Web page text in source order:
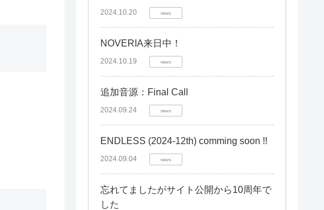
2024.10.20 news
NOVERIA来日中！
2024.10.19 news
追加音源：Final Call
2024.09.24 news
ENDLESS (2024-12th) comming soon !!
2024.09.04 news
忘れてましたがサイト公開から10周年で
した